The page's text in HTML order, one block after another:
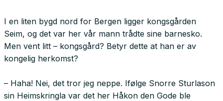
I en liten bygd nord for Bergen ligger kongsgården
Seim, og det var her vår mann trådte sine barnesko.
Men vent litt – kongsgård? Betyr dette at han er av
kongelig herkomst?
– Haha! Nei, det tror jeg neppe. Ifølge Snorre Sturlason
sin Heimskringla var det her Håkon den Gode ble